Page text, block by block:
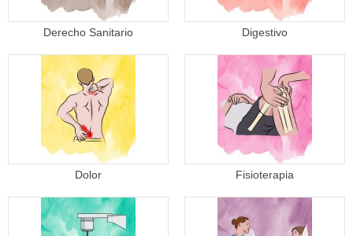
Derecho Sanitario Digestivo
Dolor Fisioterapia